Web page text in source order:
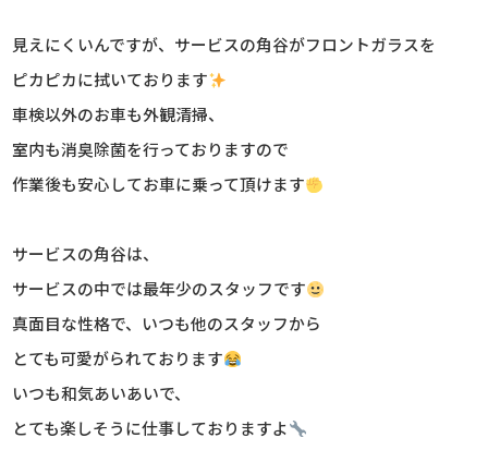
見えにくいんですが、サービスの角谷がフロントガラスを
ピカピカに拭いております
車検以外のお車も外観清掃、
室内も消臭除菌を行っておりますので
作業後も安心してお車に乗って頂けます
サービスの角谷は、
サービスの中では最年少のスタッフです
真面目な性格で、いつも他のスタッフから
とても可愛がられております
いつも和気あいあいで、
とても楽しそうに仕事しておりますよ